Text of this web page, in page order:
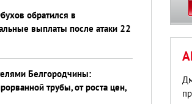
обратился в
выплаты после атаки 22
Белгородчины:
трубы, от роста цен,